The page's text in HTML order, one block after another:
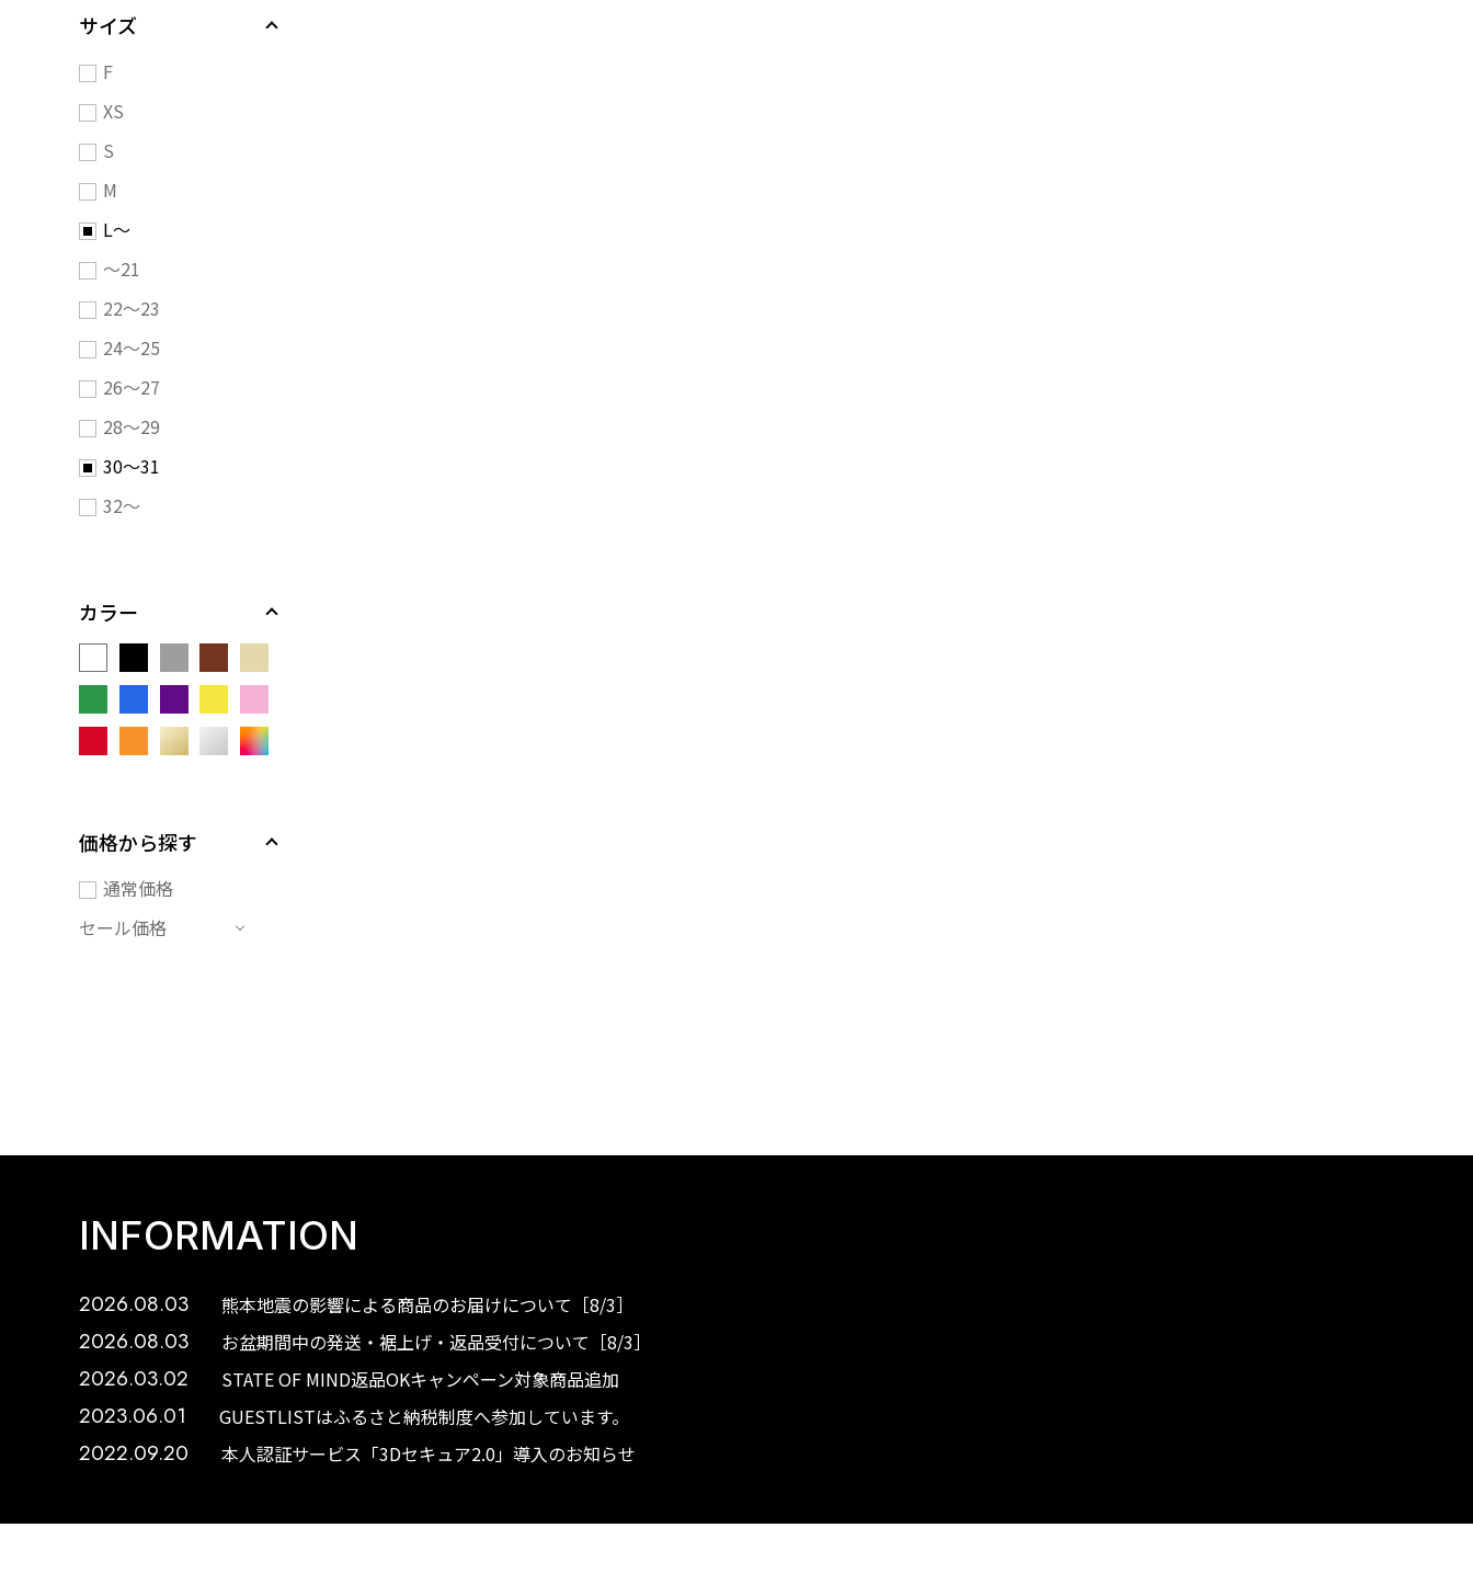
サイズ
F
XS
S
M
L～
～21
22～23
24～25
26～27
28～29
30～31
32～
カラー
価格から探す
通常価格
セール価格
INFORMATION
2026.08.03 熊本地震の影響による商品のお届けについて［8/3］
2026.08.03 お盆期間中の発送・裾上げ・返品受付について［8/3］
2026.03.02 STATE OF MIND返品OKキャンペーン対象商品追加
2023.06.01 GUESTLISTはふるさと納税制度へ参加しています。
2022.09.20 本人認証サービス「3Dセキュア2.0」導入のお知らせ